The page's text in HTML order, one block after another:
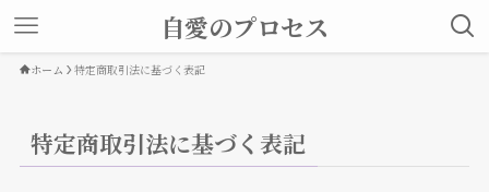
自愛のプロセス
ホーム 特定商取引法に基づく表記
特定商取引法に基づく表記